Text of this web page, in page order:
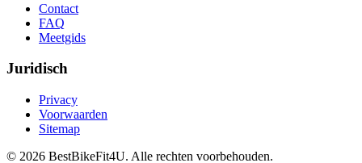
Contact
FAQ
Meetgids
Juridisch
Privacy
Voorwaarden
Sitemap
© 2026 BestBikeFit4U. Alle rechten voorbehouden.